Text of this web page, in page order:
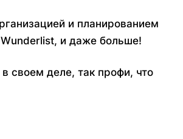
и планированием
и даже больше!
своем деле, так профи, что